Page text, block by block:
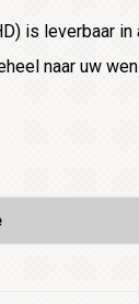
is leverbaar
naar uw